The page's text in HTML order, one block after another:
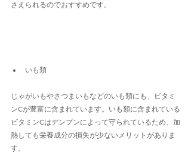
さえられるのでおすすめです。
いも類
じゃがいもやさつまいもなどのいも類にも、ビタミ
ンCが豊富に含まれています。いも類に含まれている
ビタミンCはデンプンによって守られているため、加
熱しても栄養成分の損失が少ないメリットがありま
す。